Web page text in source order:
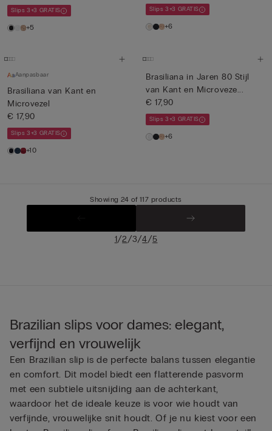
Slips 3+3 GRATIS
+5
Slips 3+3 GRATIS
+6
Aanpasbaar
Brasiliana van Kant en
Microvezel
€ 17,90
Slips 3+3 GRATIS
+10
Brasiliana in Jaren 80 Stijl
van Kant en Microveze...
€ 17,90
Slips 3+3 GRATIS
+6
Showing 24 of 117 products
1/2/3/4/5
Brazilian slips voor dames: elegant,
verfijnd en vrouwelijk
Een Brazilian slip is de perfecte balans tussen elegantie
en comfort. Dit model biedt een flatterende pasvorm
met een subtiele uitsnijding aan de achterkant,
waardoor het de ideale keuze is voor wie houdt van
verfijnde, vrouwelijke snit houdt. Of je nu kiest voor een